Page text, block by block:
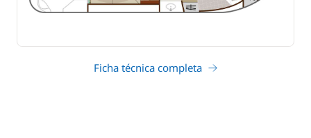
Ficha técnica completa